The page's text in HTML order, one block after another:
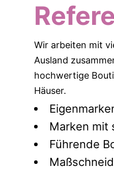
Wir arbeiten mit
Ausland
hochwertige
Häuser.
Marken mit
Führende